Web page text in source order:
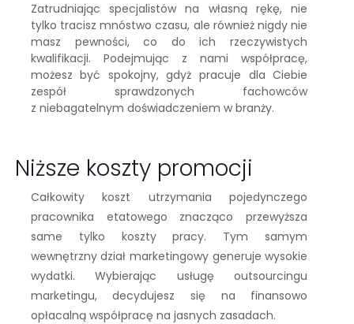
Zatrudniając specjalistów na własną rękę, nie
tylko tracisz mnóstwo czasu, ale również nigdy nie
masz pewności, co do ich rzeczywistych
kwalifikacji. Podejmując z nami współpracę,
możesz być spokojny, gdyż pracuje dla Ciebie
zespół sprawdzonych fachowców
z niebagatelnym doświadczeniem w branży.
Niższe koszty promocji
Całkowity koszt utrzymania pojedynczego
pracownika etatowego znacząco przewyższa
same tylko koszty pracy. Tym samym
wewnętrzny dział marketingowy generuje wysokie
wydatki. Wybierając usługę outsourcingu
marketingu, decydujesz się na finansowo
opłacalną współpracę na jasnych zasadach.